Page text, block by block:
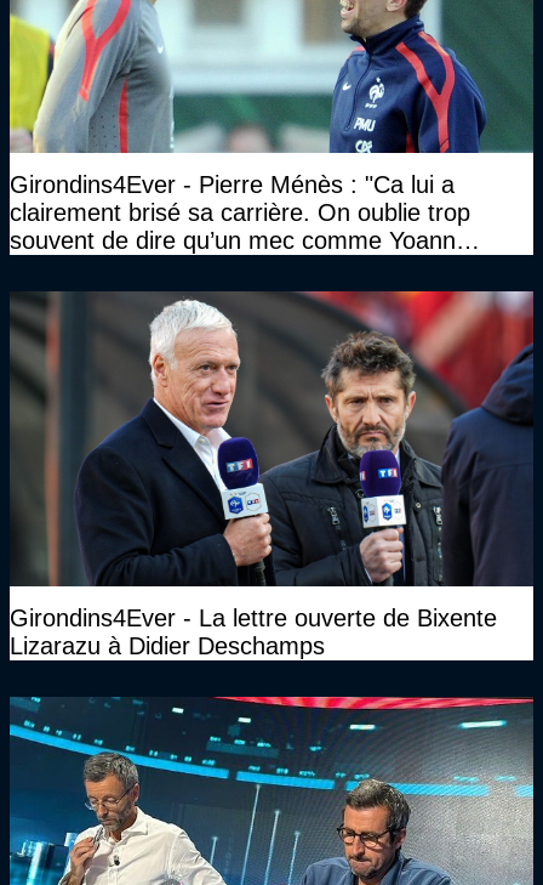
Girondins4Ever - Pierre Ménès : "Ca lui a
clairement brisé sa carrière. On oublie trop
souvent de dire qu’un mec comme Yoann
Girondins4Ever - La lettre ouverte de Bixente
Lizarazu à Didier Deschamps